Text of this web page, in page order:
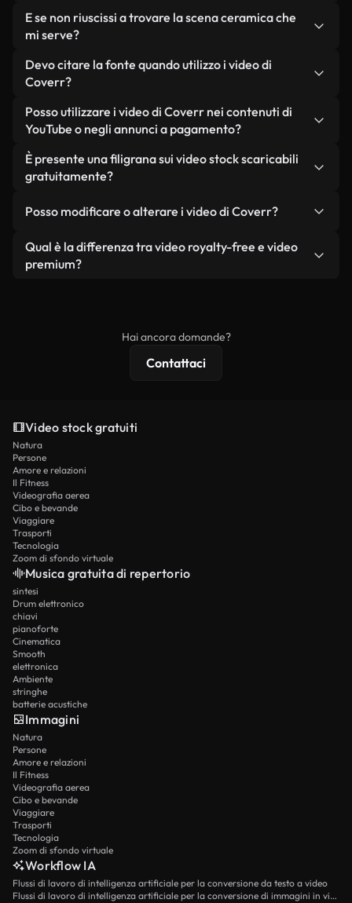
ceramica, e da video generati dall'intelligenza
artificiale. Ogni video è chiaramente etichettato,
Non se scegli le nostre versioni ottimizzate.
Offriamo formati leggeri e pronti per il web,
mantengono alta la qualità, riducono al minimo i
tempi di caricamento e migliorano parametri
come LCP.
E se non riuscissi a trovare la scena ceramica che
mi serve?
Puoi crearne uno all'istante utilizzando Coverr AI
Studio. Ti basta descrivere la scena, ad esempio
pochi secondi un video personalizzato in
conformità con i nostri standard di licenza.
Devo citare la fonte quando utilizzo i video di
Coverr?
Non è richiesto alcun riconoscimento dell'autore.
Tutti i video presenti nella nostra libreria sono
senza citare il creatore, sebbene sia sempre
gradito.
Posso utilizzare i video di Coverr nei contenuti di
YouTube o negli annunci a pagamento?
Sì. Tutti i filmati di Coverr possono essere utilizzati
in video monetizzati su YouTube, promozioni sui
condizione che non si rivendano o ridistribuiscano
È presente una filigrana sui video stock scaricabili
gratuitamente?
reali o generati dall'intelligenza artificiale, include
filigrane. Avrai a disposizione filmati puliti e pronti
all'uso.
Posso modificare o alterare i video di Coverr?
Sì. Siete liberi di tagliare, ritagliare o remixare i
nostri video. Assicuratevi solo che il prodotto
Qual è la differenza tra video royalty-free e video
premium?
Hai ancora domande?
Contattaci
Video stock gratuiti
Natura
Persone
Amore e relazioni
Il Fitness
Videografia aerea
Cibo e bevande
Viaggiare
Trasporti
Tecnologia
Zoom di sfondo virtuale
Musica gratuita di repertorio
sintesi
Drum elettronico
chiavi
pianoforte
Cinematica
Smooth
elettronica
Ambiente
stringhe
batterie acustiche
Immagini
Natura
Persone
Amore e relazioni
Il Fitness
Videografia aerea
Cibo e bevande
Viaggiare
Trasporti
Tecnologia
Zoom di sfondo virtuale
Workflow IA
Flussi di lavoro di intelligenza artificiale per la conversione da testo a video
Flussi di lavoro di intelligenza artificiale per la conversione di immagini in video